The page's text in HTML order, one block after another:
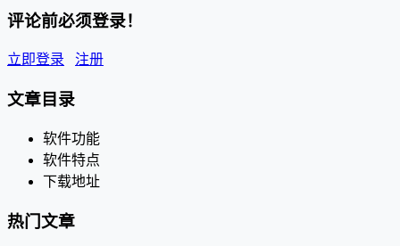
评论前必须登录！
立即登录 注册
文章目录
软件功能
软件特点
下载地址
热门文章